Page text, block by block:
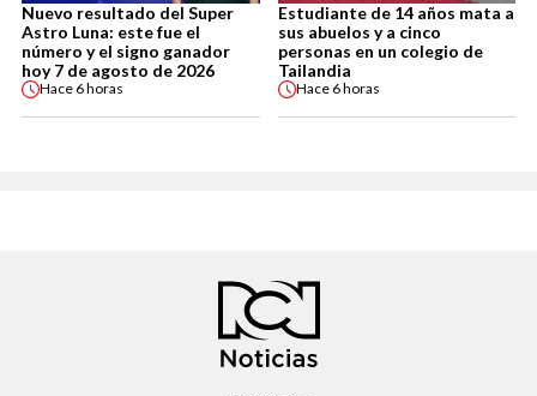
Nuevo resultado del Super
Astro Luna: este fue el
número y el signo ganador
hoy 7 de agosto de 2026
Hace 6 horas
Estudiante de 14 años mata a
sus abuelos y a cinco
personas en un colegio de
Tailandia
Hace 6 horas